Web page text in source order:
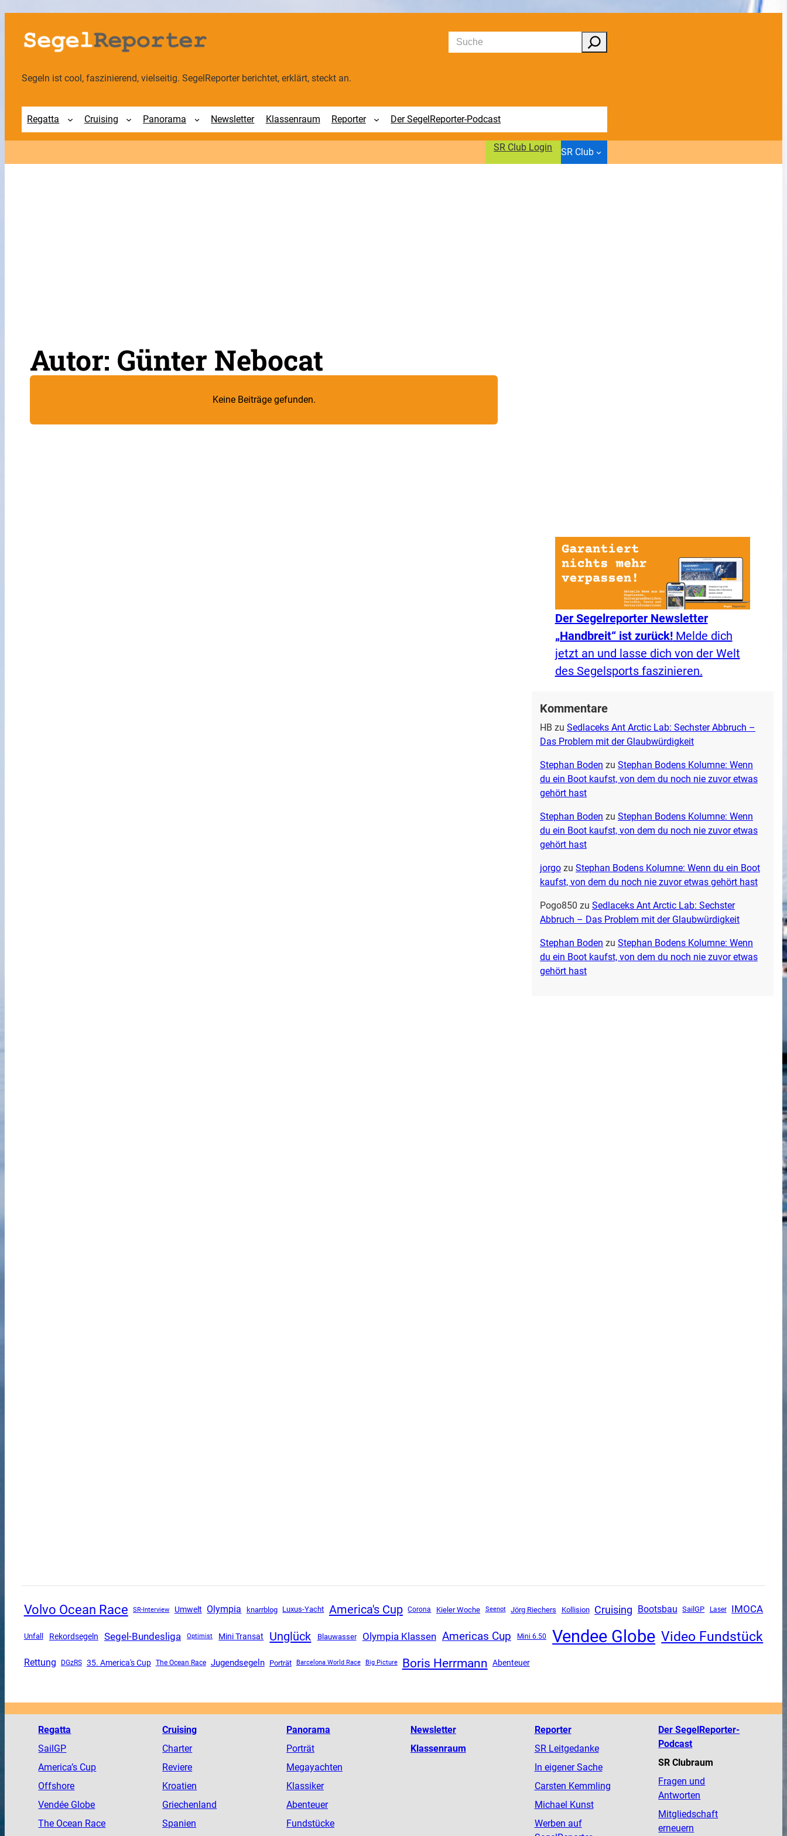
Zum
Inhalt
springen
Suchen
Segeln ist cool, faszinierend, vielseitig. SegelReporter berichtet, erklärt, steckt an.
Regatta Cruising Panorama Newsletter Klassenraum Reporter Der SegelReporter-Podcast
SR Club Login SR Club
Autor: Günter Nebocat
Keine Beiträge gefunden.
Der Segelreporter Newsletter
„Handbreit“ ist zurück!Melde dich
jetzt an und lasse dich von der Welt
des Segelsports faszinieren.
Kommentare
HB zu Sedlaceks Ant Arctic Lab: Sechster Abbruch –
Das Problem mit der Glaubwürdigkeit
Stephan Boden zu Stephan Bodens Kolumne: Wenn
du ein Boot kaufst, von dem du noch nie zuvor etwas
gehört hast
Stephan Boden zu Stephan Bodens Kolumne: Wenn
du ein Boot kaufst, von dem du noch nie zuvor etwas
gehört hast
jorgozu Stephan Bodens Kolumne: Wenn du ein Boot
kaufst, von dem du noch nie zuvor etwas gehört hast
Pogo850 zu Sedlaceks Ant Arctic Lab: Sechster
Abbruch – Das Problem mit der Glaubwürdigkeit
Stephan Boden zu Stephan Bodens Kolumne: Wenn
du ein Boot kaufst, von dem du noch nie zuvor etwas
gehört hast
Volvo Ocean Race SR-Interview Umwelt Olympia knarrblog Luxus-Yacht America's Cup Corona Kieler Woche Seenot Jörg Riechers Kollision Cruising Bootsbau SailGP Laser IMOCA
Unfall Rekordsegeln Segel-Bundesliga Optimist Mini Transat Unglück Blauwasser Olympia Klassen Americas Cup Mini 6.50 Vendee Globe Video Fundstück
Rettung DGzRS 35. America's Cup The Ocean Race Jugendsegeln Porträt Barcelona World Race Big Picture Boris Herrmann Abenteuer
Regatta
SailGP
America’s Cup
Offshore
Vendée Globe
The Ocean Race
Cruising
Charter
Reviere
Kroatien
Griechenland
Spanien
Panorama
Porträt
Megayachten
Klassiker
Abenteuer
Fundstücke
Newsletter
Klassenraum
Reporter
SR Leitgedanke
In eigener Sache
Carsten Kemmling
Michael Kunst
Werben auf
Der SegelReporter-
Podcast
SR Clubraum
Fragen und
Antworten
Mitgliedschaft
erneuern